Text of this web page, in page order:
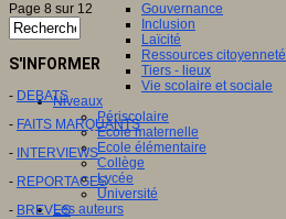
Gouvernance
Inclusion
Laïcité
Ressources citoyenneté
Tiers - lieux
Vie scolaire et sociale
Niveaux
Périscolaire
Ecole maternelle
Ecole élémentaire
Collège
Lycée
Université
Les auteurs
Page 8 sur 12
S'INFORMER
- DEBATS
- FAITS MARQUANTS
- INTERVIEWS
- REPORTAGES
- BREVES